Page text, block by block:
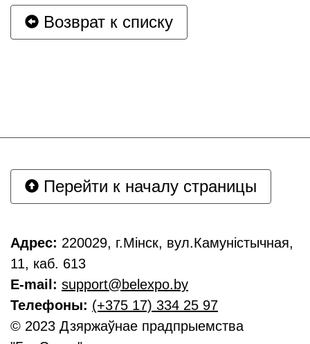
Возврат к списку
Перейти к началу страницы
Адрес: 220029, г.Мінск, вул.Камуністычная,
11, каб. 613
E-mail: support@belexpo.by
Телефоны: (+375 17) 334 25 97
© 2023 Дзяржаўнае прадпрыемства